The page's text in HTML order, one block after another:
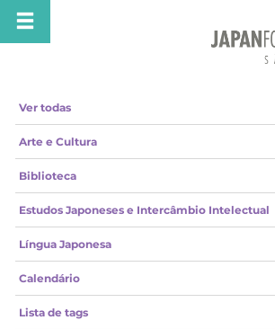
Ver todas
Arte e Cultura
Biblioteca
Estudos Japoneses e Intercâmbio Intelectual
Língua Japonesa
Calendário
Lista de tags